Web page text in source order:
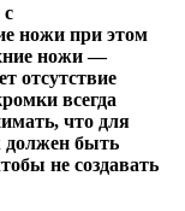
ножи при этом
ножи —
отсутствие
всегда
что для
должен быть
не создавать